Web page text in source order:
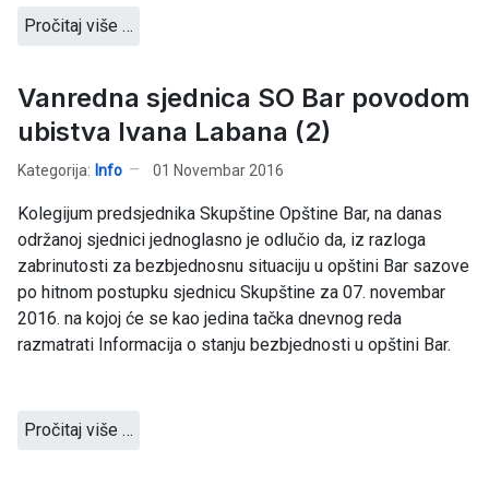
Pročitaj više …
Vanredna sjednica SO Bar povodom
ubistva Ivana Labana (2)
Kategorija: Info 01 Novembar 2016
Kolegijum predsjednika Skupštine Opštine Bar, na danas
održanoj sjednici jednoglasno je odlučio da, iz razloga
zabrinutosti za bezbjednosnu situaciju u opštini Bar sazove
po hitnom postupku sjednicu Skupštine za 07. novembar
2016. na kojoj će se kao jedina tačka dnevnog reda
razmatrati Informacija o stanju bezbjednosti u opštini Bar.
Pročitaj više …